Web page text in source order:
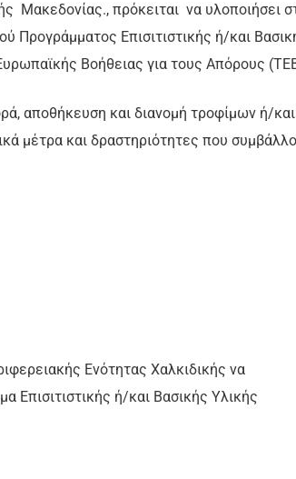
Μακεδονίας., πρόκειται να υλοποιήσει
Προγράμματος Επισιτιστικής ή/και
Βοήθειας για τους Απόρους
αποθήκευση και διανομή τροφίμων ή/και
μέτρα και δραστηριότητες που
Ενότητας Χαλκιδικής να
Επισιτιστικής ή/και Βασικής Υλικής